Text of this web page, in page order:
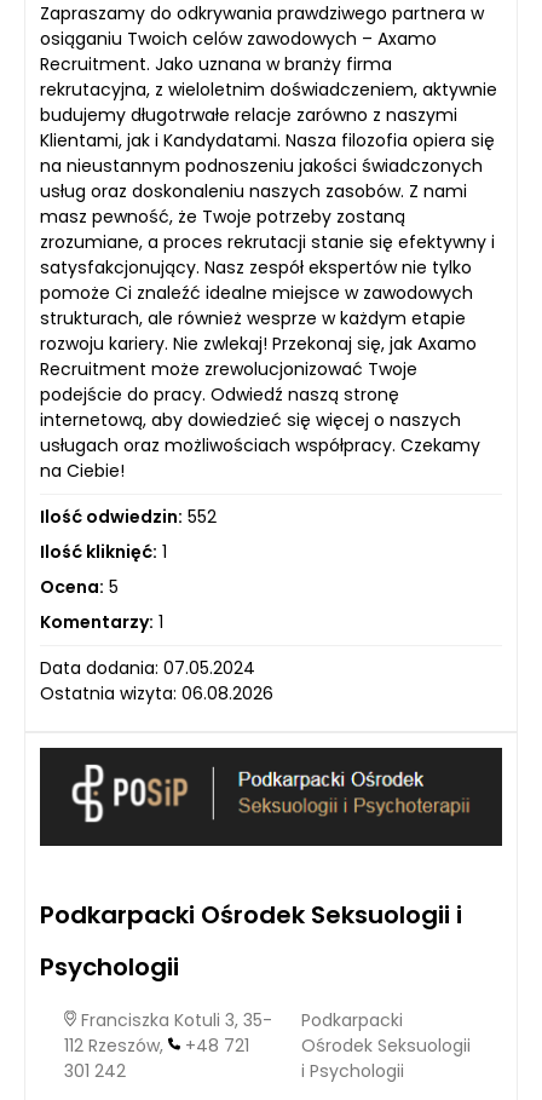
Zapraszamy do odkrywania prawdziwego partnera w
osiąganiu Twoich celów zawodowych – Axamo
Recruitment. Jako uznana w branży firma
rekrutacyjna, z wieloletnim doświadczeniem, aktywnie
budujemy długotrwałe relacje zarówno z naszymi
Klientami, jak i Kandydatami. Nasza filozofia opiera się
na nieustannym podnoszeniu jakości świadczonych
usług oraz doskonaleniu naszych zasobów. Z nami
masz pewność, że Twoje potrzeby zostaną
zrozumiane, a proces rekrutacji stanie się efektywny i
satysfakcjonujący. Nasz zespół ekspertów nie tylko
pomoże Ci znaleźć idealne miejsce w zawodowych
strukturach, ale również wesprze w każdym etapie
rozwoju kariery. Nie zwlekaj! Przekonaj się, jak Axamo
Recruitment może zrewolucjonizować Twoje
podejście do pracy. Odwiedź naszą stronę
internetową, aby dowiedzieć się więcej o naszych
usługach oraz możliwościach współpracy. Czekamy
na Ciebie!
Ilość odwiedzin: 552
Ilość kliknięć: 1
Ocena: 5
Komentarzy: 1
Data dodania: 07.05.2024
Ostatnia wizyta: 06.08.2026
Podkarpacki Ośrodek Seksuologii i
Psychologii
Franciszka Kotuli 3, 35-
112 Rzeszów,
+48 721
301 242
Podkarpacki
Ośrodek Seksuologii
i Psychologii